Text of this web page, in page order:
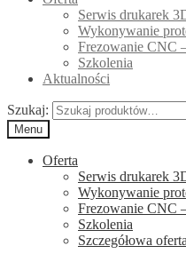
Serwis drukarek
Wykonywanie
Frezowanie CNC
Szkolenia
Aktualności
Szukaj:
Menu
Oferta
Serwis drukarek
Wykonywanie
Frezowanie CNC
Szkolenia
Szczegółowa